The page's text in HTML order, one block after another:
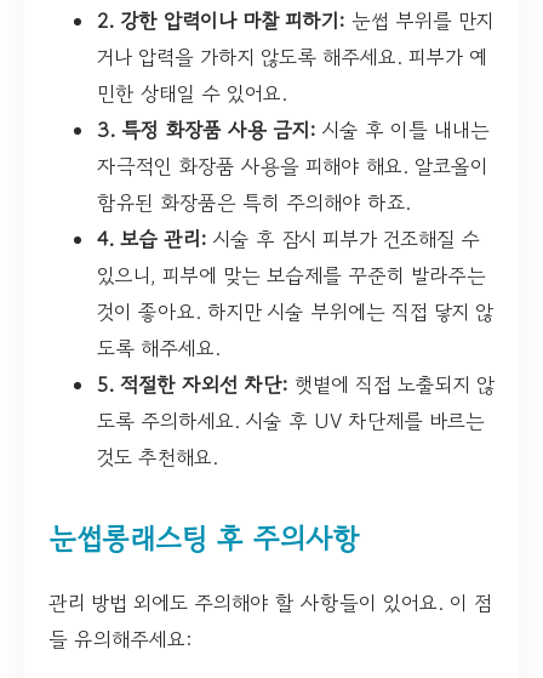
2. 강한 압력이나 마찰 피하기: 눈썹 부위를 만지
거나 압력을 가하지 않도록 해주세요. 피부가 예
민한 상태일 수 있어요.
3. 특정 화장품 사용 금지: 시술 후 이틀 내내는
자극적인 화장품 사용을 피해야 해요. 알코올이
함유된 화장품은 특히 주의해야 하죠.
4. 보습 관리: 시술 후 잠시 피부가 건조해질 수
있으니, 피부에 맞는 보습제를 꾸준히 발라주는
것이 좋아요. 하지만 시술 부위에는 직접 닿지 않
도록 해주세요.
5. 적절한 자외선 차단: 햇볕에 직접 노출되지 않
도록 주의하세요. 시술 후 UV 차단제를 바르는
것도 추천해요.
눈썹롱래스팅 후 주의사항
관리 방법 외에도 주의해야 할 사항들이 있어요. 이 점
들 유의해주세요: